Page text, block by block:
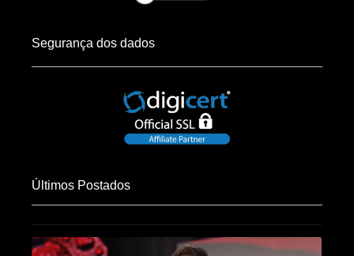
Segurança dos dados
Últimos Postados